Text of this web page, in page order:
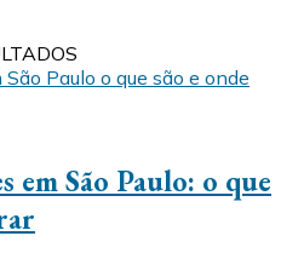
em São Paulo: o que